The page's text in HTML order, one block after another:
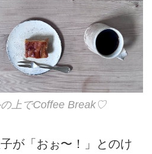
上でCoffee Break♡
が「おぉ〜！」とのけ